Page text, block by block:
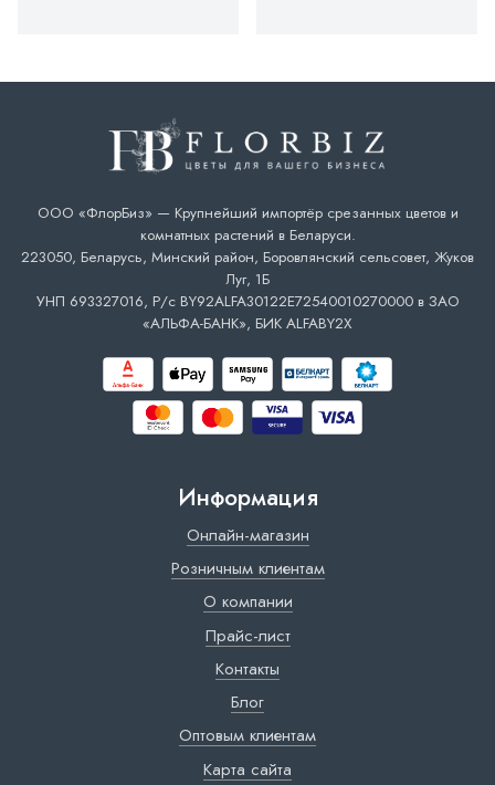
ООО «ФлорБиз» — Крупнейший импортёр срезанных цветов и
комнатных растений в Беларуси.
223050, Беларусь, Минский район, Боровлянский сельсовет, Жуков
Луг, 1Б
УНП 693327016, Р/с BY92ALFA30122E72540010270000 в ЗАО
«АЛЬФА-БАНК», БИК ALFABY2X
Информация
Онлайн-магазин
Розничным клиентам
О компании
Прайс-лист
Контакты
Блог
Оптовым клиентам
Карта сайта